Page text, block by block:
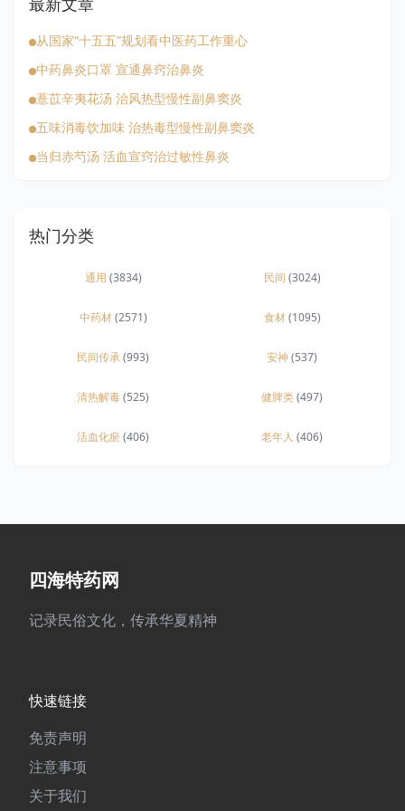
最新文章
从国家“十五五”规划看中医药工作重心
中药鼻炎口罩 宣通鼻窍治鼻炎
薏苡辛夷花汤 治风热型慢性副鼻窦炎
五味消毒饮加味 治热毒型慢性副鼻窦炎
当归赤芍汤 活血宣窍治过敏性鼻炎
热门分类
通用 (3834) 民间 (3024)
中药材(2571) 食材(1095)
民间传承(993) 安神(537)
清热解毒(525) 健脾类(497)
活血化瘀(406) 老年人 (406)
四海特药网
记录民俗文化，传承华夏精神
快速链接
免责声明
注意事项
关于我们